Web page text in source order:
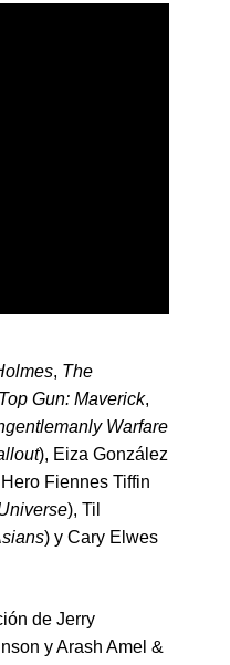
, The
Top Gun: Maverick,
Warfare
), Eiza González
Fiennes Tiffin
), Til
) y Cary Elwes
de Jerry
y Arash Amel &